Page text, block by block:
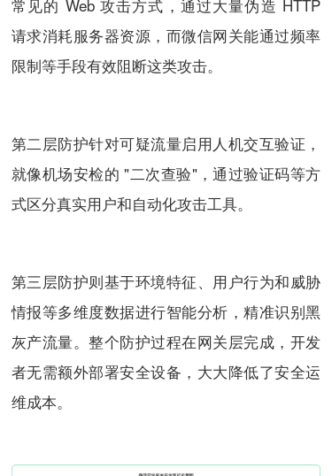
常见的 Web 攻击方式，通过大量伪造 HTTP
请求消耗服务器资源，而微信网关能通过频率
限制等手段有效阻断这类攻击。
第二层防护针对可疑流量启用人机交互验证，
就像机场安检的 "二次查验"，通过验证码等方
式区分真实用户和自动化攻击工具。
第三层防护则基于环境特征、用户行为和威胁
情报等多维度数据进行智能分析，精准识别黑
灰产流量。整个防护过程在网关层完成，开发
者无需额外部署安全设备，大大降低了安全运
维成本。